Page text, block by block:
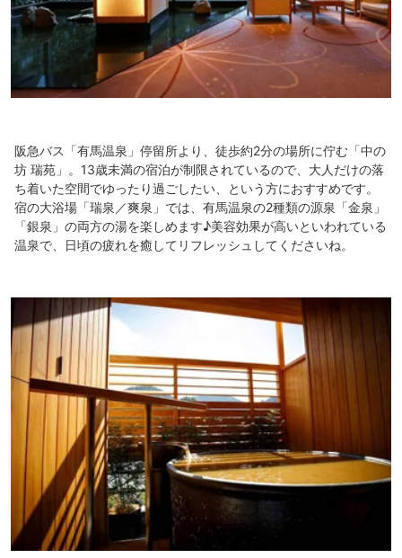
阪急バス「有馬温泉」停留所より、徒歩約2分の場所に佇む「中の
坊 瑞苑」。13歳未満の宿泊が制限されているので、大人だけの落
ち着いた空間でゆったり過ごしたい、という方におすすめです。
宿の大浴場「瑞泉／爽泉」では、有馬温泉の2種類の源泉「金泉」
「銀泉」の両方の湯を楽しめます♪美容効果が高いといわれている
温泉で、日頃の疲れを癒してリフレッシュしてくださいね。